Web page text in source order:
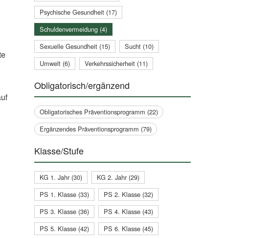
Psychische Gesundheit (17)
Schuldenvermeidung (4)
Sexuelle Gesundheit (15)
Sucht (10)
Umwelt (6)
Verkehrssicherheit (11)
Obligatorisch/ergänzend
Obligatorisches Präventionsprogramm (22)
Ergänzendes Präventionsprogramm (79)
Klasse/Stufe
KG 1. Jahr (30)
KG 2. Jahr (29)
PS 1. Klasse (33)
PS 2. Klasse (32)
PS 3. Klasse (36)
PS 4. Klasse (43)
PS 5. Klasse (42)
PS 6. Klasse (45)